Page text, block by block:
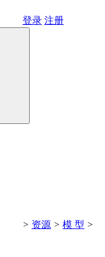
登录 注册
> 资源 > 模 型 >